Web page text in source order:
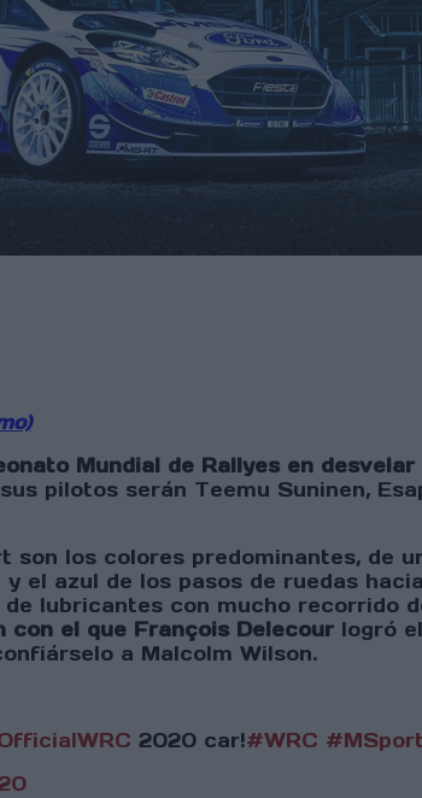
Mundial de Rallyes en
pilotos serán Teemu Suninen,
los colores predominantes, de
el azul de los pasos de ruedas
lubricantes con mucho recorrido
con el que François Delecour logró
a Malcolm Wilson.
2020 car!#WRC #MSport